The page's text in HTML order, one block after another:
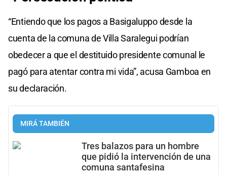
“Entiendo que los pagos a Basigaluppo desde la
cuenta de la comuna de Villa Saralegui podrían
obedecer a que el destituido presidente comunal le
pagó para atentar contra mi vida”, acusa Gamboa en
su declaración.
MIRÁ TAMBIÉN
Tres balazos para un hombre
que pidió la intervención de una
comuna santafesina